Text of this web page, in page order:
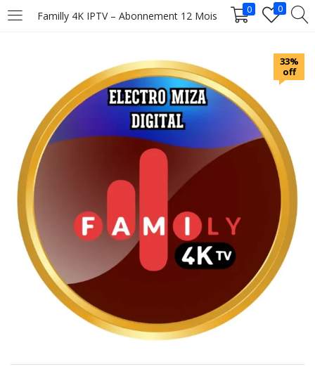
Familly 4K IPTV – Abonnement 12 Mois 0 0
LOGIN
Enter your username and password to login.
Remember me
Login
Lost password?
33%
off